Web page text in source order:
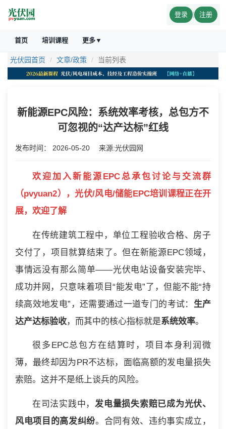
登录 | 注册
首页 培训课程 更多▼
光伏园首页 文章/政策 当前列表
新能源EPC风险：系统效率考核，总包方不
可忽视的“达产达标”红线
发布时间： 2026-05-20 来源:光伏园网
欢迎加入新能源EPC总承包讨论与交流群
（pvyuan2），光伏/风电/储能EPC培训课程正在开
展，欢迎了解
在传统建筑工程中，单位工程验收合格、房子
交付了，项目就算结束了。但在新能源EPC领域，
事情远没有那么简单——光伏电站设备安装完毕、
成功并网，只意味着项目“能发电”了，但能不能“持
续高效地发电”，还需要通过一道专门的考试： 生产
达产达标验收，而其中的核心指标就是系统效率。
很多EPC总包方在结算时，项目本身利润微
薄，最终却因为PR不达标，面临高额的发电量损失
索赔。这并不是纸上谈兵的风险。
在司法实践中，发电量损失索赔已成为光伏、
风电项目的高发纠纷。合同有效、违约事实成立，